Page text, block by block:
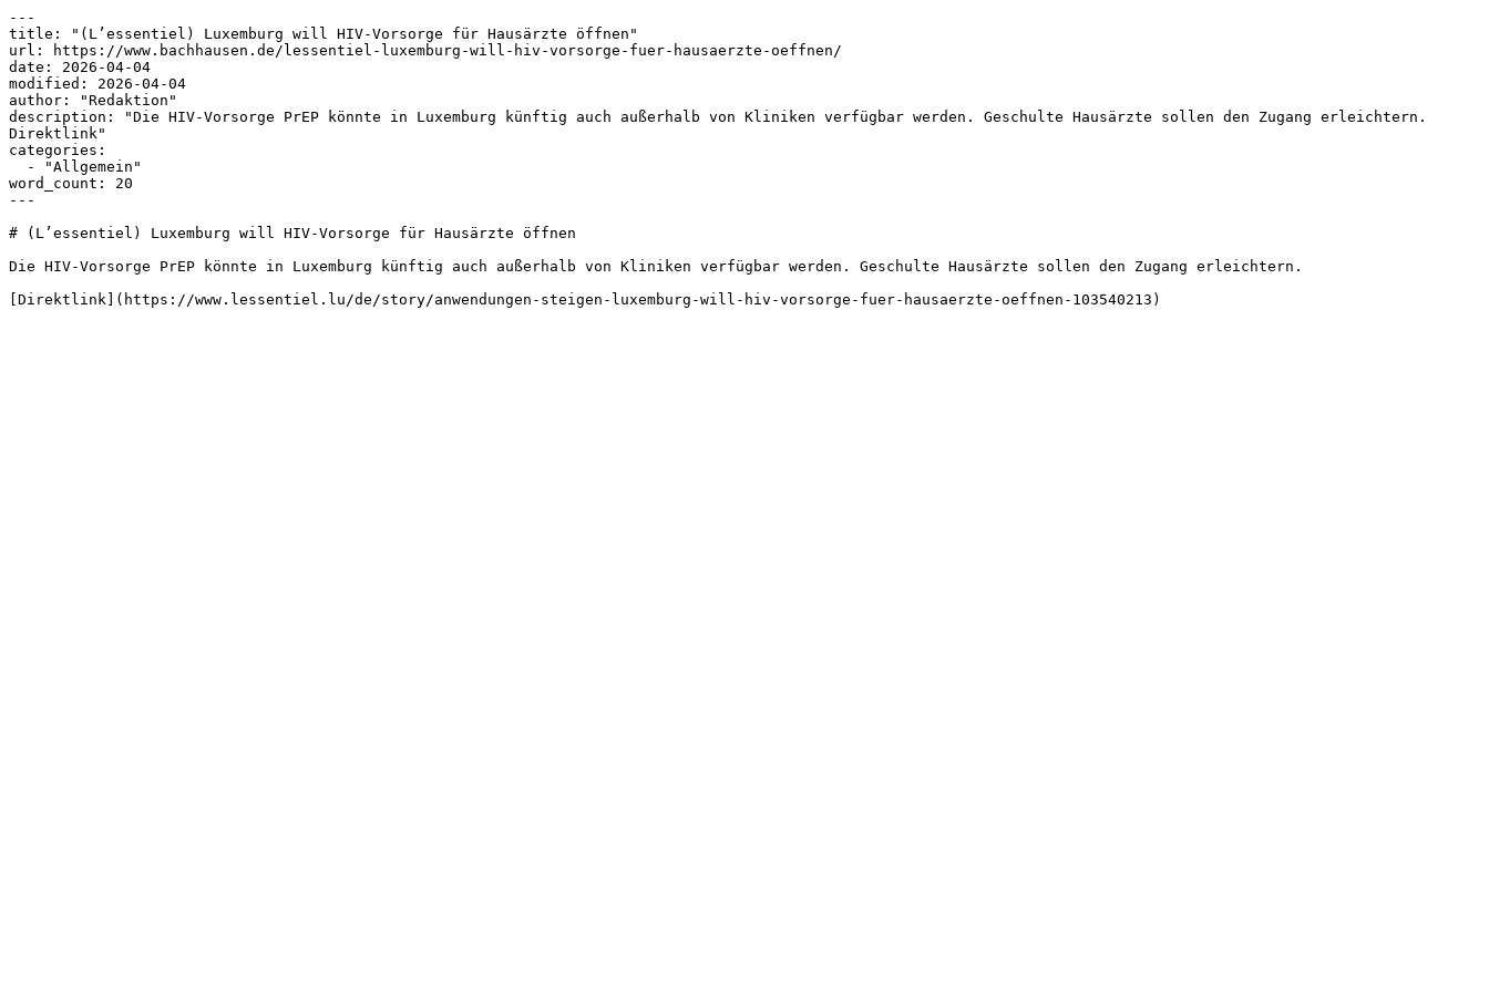
---
title: "(L’essentiel) Luxemburg will HIV-Vorsorge für Hausärzte öffnen"
url: https://www.bachhausen.de/lessentiel-luxemburg-will-hiv-vorsorge-fuer-hausaerzte-oeffnen/
date: 2026-04-04
modified: 2026-04-04
author: "Redaktion"
description: "Die HIV-Vorsorge PrEP könnte in Luxemburg künftig auch außerhalb von Kliniken verfügbar werden. Geschulte Hausärzte sollen den Zugang erleichtern.
Direktlink"
categories:
word_count: 20
---
# (L’essentiel) Luxemburg will HIV-Vorsorge für Hausärzte öffnen
Die HIV-Vorsorge PrEP könnte in Luxemburg künftig auch außerhalb von Kliniken verfügbar werden. Geschulte Hausärzte sollen den Zugang erleichtern.
[Direktlink](https://www.lessentiel.lu/de/story/anwendungen-steigen-luxemburg-will-hiv-vorsorge-fuer-hausaerzte-oeffnen-103540213)